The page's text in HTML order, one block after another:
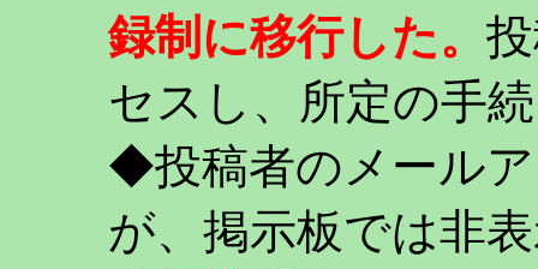
録制に移行した。
セスし、所定の手
◆投稿者のメール
が、掲示板では非